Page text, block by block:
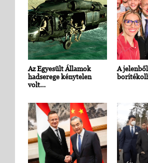
Az Egyesült Államok
hadserege kénytelen
volt…
A